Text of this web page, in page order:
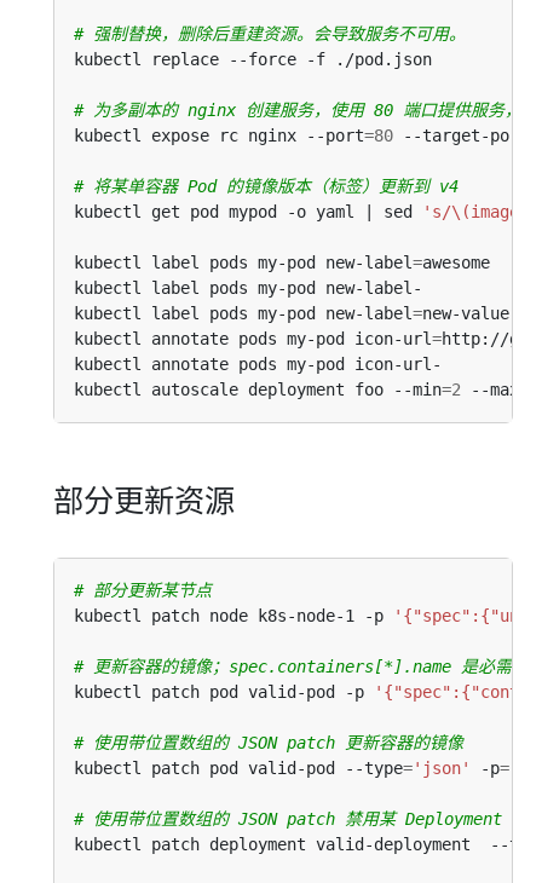
# 强制替换，删除后重建资源。会导致服务不可用。
# 为多副本的 nginx 创建服务，使用 80 端口提供服务，
kubectl expose rc nginx --port=80 --target-port
# 将某单容器 Pod 的镜像版本（标签）更新到 v4
kubectl get pod mypod -o yaml | sed
's/\(image:
kubectl label pods my-pod new-label=
kubectl label pods my-pod
kubectl label pods my-pod new-label=new-
kubectl annotate pods my-pod icon-url=http://
kubectl annotate pods my-
kubectl autoscale deployment foo --min=2 --max
部分更新资源
# 部分更新某节点
kubectl patch node k8s-node-1 -p
# 更新容器的镜像；spec.containers[*].name 是必需的。
kubectl patch pod valid-pod -p
# 使用带位置数组的 JSON patch 更新容器的镜像
kubectl patch pod valid-pod --type='json' -p=
# 使用带位置数组的 JSON patch 禁用某 Deployment
kubectl patch deployment valid-deployment  --